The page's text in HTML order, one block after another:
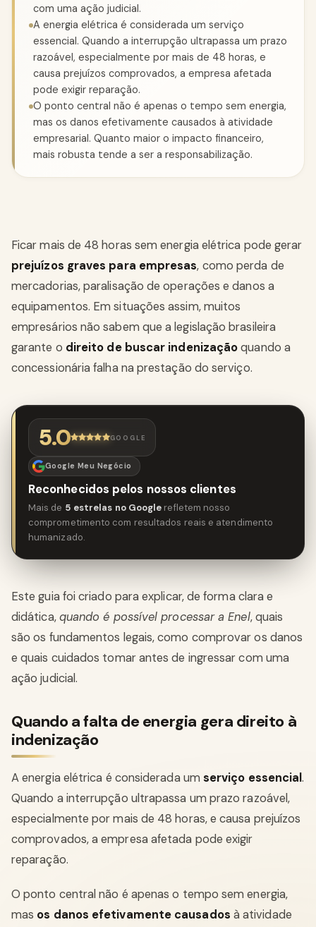
com uma ação judicial.
A energia elétrica é considerada um serviço
essencial. Quando a interrupção ultrapassa um prazo
razoável, especialmente por mais de 48 horas, e
causa prejuízos comprovados, a empresa afetada
pode exigir reparação.
O ponto central não é apenas o tempo sem energia,
mas os danos efetivamente causados à atividade
empresarial. Quanto maior o impacto financeiro,
mais robusta tende a ser a responsabilização.
Ficar mais de 48 horas sem energia elétrica pode gerar
prejuízos graves para empresas, como perda de
mercadorias, paralisação de operações e danos a
equipamentos. Em situações assim, muitos
empresários não sabem que a legislação brasileira
garante o direito de buscar indenizaçãoquando a
concessionária falha na prestação do serviço.
5.0 GOOGLE
Google Meu Negócio
Reconhecidos pelos nossos clientes
Mais de 5 estrelas no Google refletem nosso
comprometimento com resultados reais e atendimento
humanizado.
Este guia foi criado para explicar, de forma clara e
didática,quando é possível processar a Enel, quais
são os fundamentos legais, como comprovar os danos
e quais cuidados tomar antes de ingressar com uma
ação judicial.
Quando a falta de energia gera direito à
indenização
A energia elétrica é considerada um serviço essencial.
Quando a interrupção ultrapassa um prazo razoável,
especialmente por mais de 48 horas, e causa prejuízos
comprovados, a empresa afetada pode exigir
reparação.
O ponto central não é apenas o tempo sem energia,
mas os danos efetivamente causados à atividade